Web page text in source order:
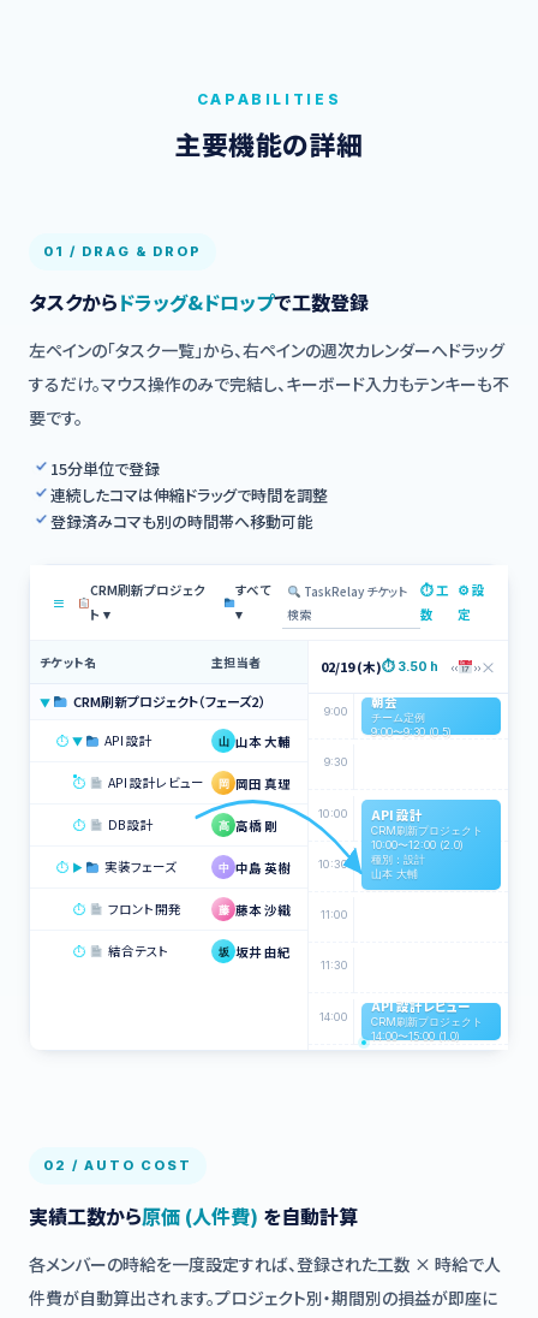
CAPABILITIES
主要機能の詳細
01 / DRAG & DROP
タスクからドラッグ&ドロップで工数登録
左ペインの「タスク一覧」から、右ペインの週次カレンダーへドラッグ
するだけ。マウス操作のみで完結し、キーボード入力もテンキーも不
要です。
15分単位で登録
連続したコマは伸縮ドラッグで時間を調整
登録済みコマも別の時間帯へ移動可能
≡
CRM刷新プロジェク
ト ▾
すべて
▾
TaskRelay チケット
検索
⏱ 工
数
⚙ 設
定
チケット名 主担当者 状況
▼ CRM刷新プロジェクト（フェーズ2） 対応中
⏱ ▼ API 設計 山 山本 大輔
⏱ API 設計レビュー 岡 岡田 真理
⏱ DB 設計 高 高橋 剛 確認中
⏱ ▶ 実装フェーズ 中 中島 英樹 対応中
⏱ フロント開発 藤 藤本 沙織 未対応
⏱ 結合テスト 坂 坂井 由紀
02/19 (木)⏱ 3.50 h ‹‹ ››×
9:00
朝会
チーム定例
9:00〜9:30 (0.5)
9:30
10:00 API 設計
CRM刷新プロジェクト
10:00〜12:00 (2.0)
種別：設計
山本 大輔
10:30
11:00
11:30
14:00
API 設計レビュー
CRM刷新プロジェクト
14:00〜15:00 (1.0)
02 / AUTO COST
実績工数から原価 (人件費) を自動計算
各メンバーの時給を一度設定すれば、登録された工数 × 時給で人
件費が自動算出されます。プロジェクト別・期間別の損益が即座に